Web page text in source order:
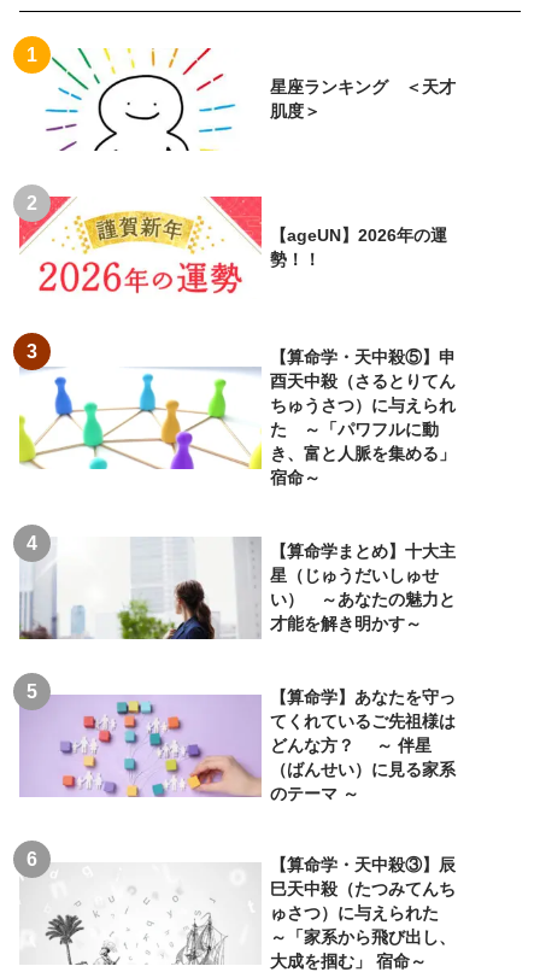
星座ランキング ＜天才
肌度＞
【ageUN】2026年の運
勢！！
【算命学・天中殺⑤】申
酉天中殺（さるとりてん
ちゅうさつ）に与えられ
た ～「パワフルに動
き、富と人脈を集める」
宿命～
【算命学まとめ】十大主
星（じゅうだいしゅせ
い） ～あなたの魅力と
才能を解き明かす～
【算命学】あなたを守っ
てくれているご先祖様は
どんな方？ ～ 伴星
（ばんせい）に見る家系
のテーマ ～
【算命学・天中殺③】辰
巳天中殺（たつみてんち
ゅさつ）に与えられた
～「家系から飛び出し、
大成を掴む」 宿命～